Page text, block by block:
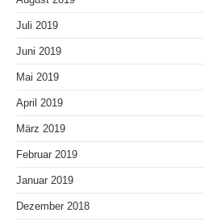
Juli 2019
Juni 2019
Mai 2019
April 2019
März 2019
Februar 2019
Januar 2019
Dezember 2018